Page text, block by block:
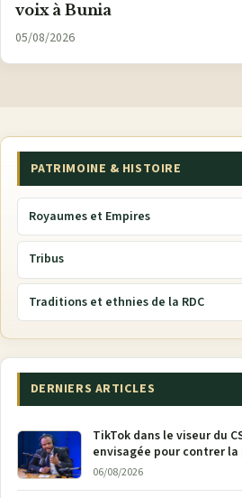
voix à Bunia
05/08/2026
PATRIMOINE & HISTOIRE
Royaumes et Empires
Tribus
Traditions et ethnies de la RDC
DERNIERS ARTICLES
TikTok dans le viseur du
envisagée pour contrer
M23
06/08/2026